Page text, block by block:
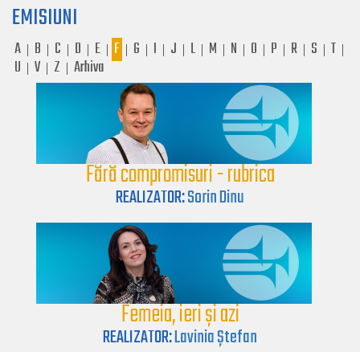
EMISIUNI
A | B | C | D | E | F | G | I | J | L | M | N | O | P | R | S | T |
U | V | Z | Arhiva
Fără compromisuri - rubrica
REALIZATOR:Sorin Dinu
Femeia, ieri și azi
REALIZATOR:Lavinia Ștefan